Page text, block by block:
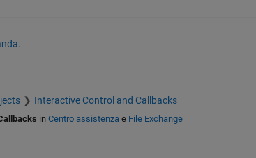
Interactive Control and Callbacks
in Centro assistenza e File Exchange